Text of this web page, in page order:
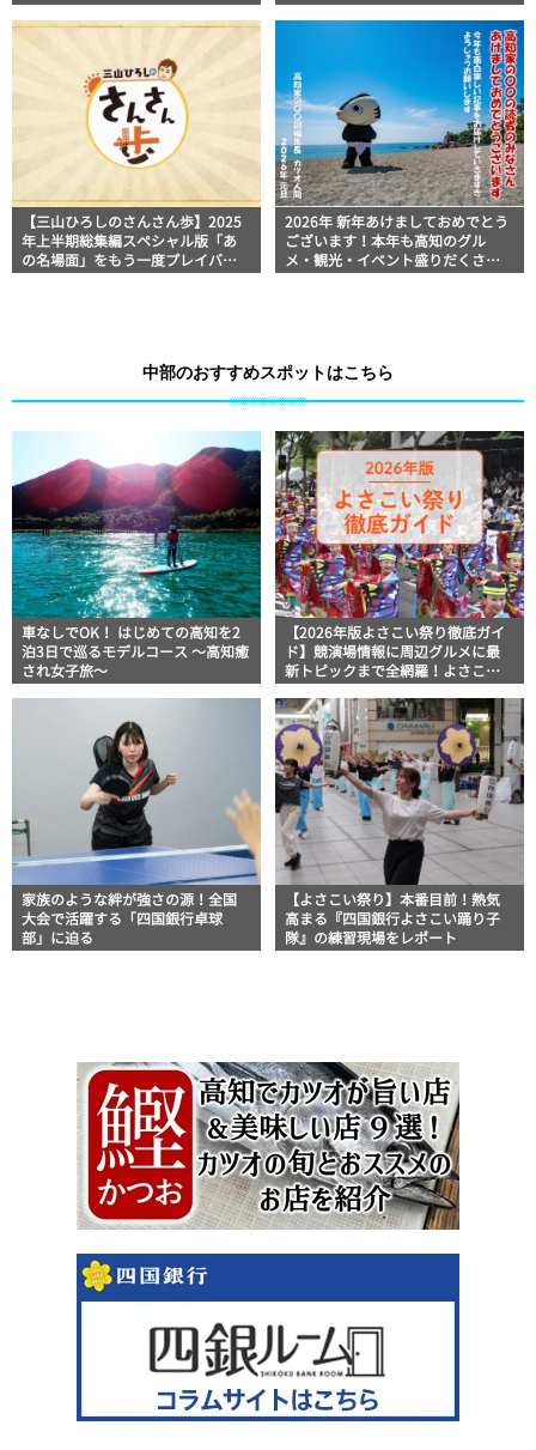
【三山ひろしのさんさん歩】2025
年上半期総集編スペシャル版「あ
の名場面」をもう一度プレイバッ
2026年 新年あけましておめでとう
ございます！本年も高知のグル
メ・観光・イベント盛りだくさん
中部のおすすめスポットはこちら
車なしでOK！ はじめての高知を2
泊3日で巡るモデルコース 〜高知癒
され女子旅〜
【2026年版よさこい祭り徹底ガイ
ド】競演場情報に周辺グルメに最
新トピックまで全網羅！よさこい
全版
家族のような絆が強さの源！全国
大会で活躍する「四国銀行卓球
部」に迫る
【よさこい祭り】本番目前！熱気
高まる『四国銀行よさこい踊り子
隊』の練習現場をレポート